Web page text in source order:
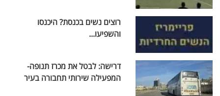
רוצים נשים בכנסת? היכנסו
והשפיעו...
דרישה: לבטל את מכרז תנופה-
המפעילה שירותי תחבורה בעיר